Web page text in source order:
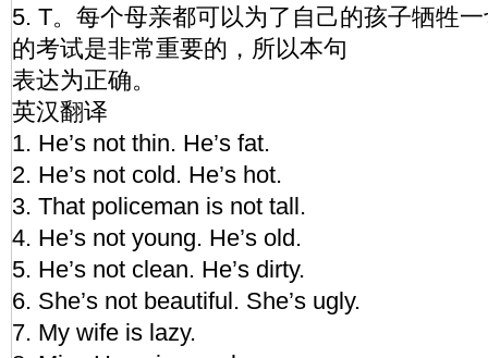
5. T。每个母亲都可以为了自己的孩子牺牲
的考试是非常重要的，所以本句
表达为正确。
英汉翻译
1. He’s not thin. He’s fat.
2. He’s not cold. He’s hot.
3. That policeman is not tall.
4. He’s not young. He’s old.
5. He’s not clean. He’s dirty.
6. She’s not beautiful. She’s ugly.
7. My wife is lazy.